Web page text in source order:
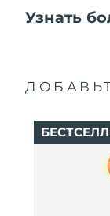
Узнать